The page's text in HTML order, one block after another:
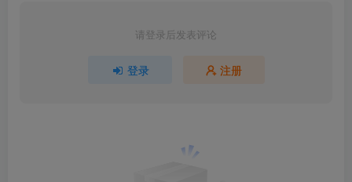
请登录后发表评论
登录 注册